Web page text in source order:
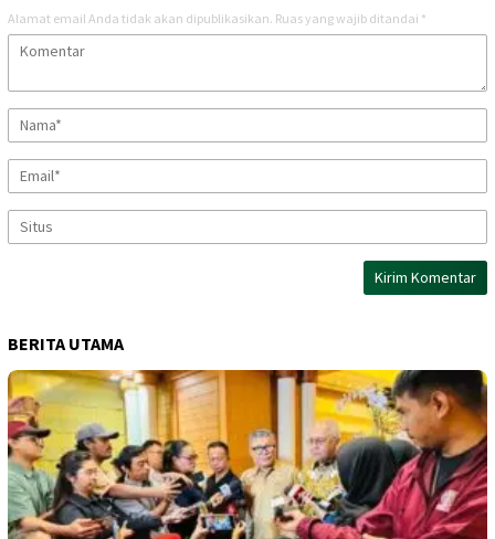
Alamat email Anda tidak akan dipublikasikan. Ruas yang wajib ditandai *
BERITA UTAMA